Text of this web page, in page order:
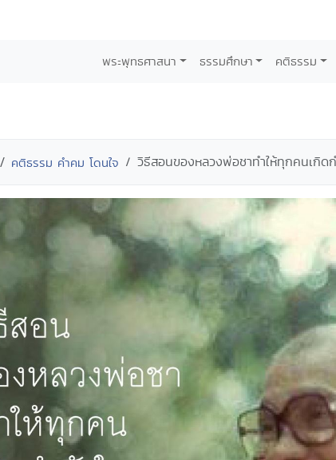
พระพุทธศาสนา ธรรมศึกษา คติธรรม
คติธรรม คำคม โดนใจ วิธีสอนของหลวงพ่อชาทำให้ทุกคนเกิดก